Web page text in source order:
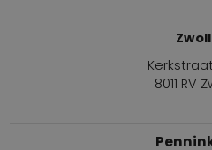
8011 RV